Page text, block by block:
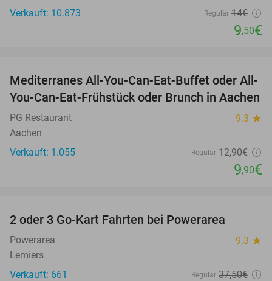
Verkauft: 10.873
Regulär 14€
9,50€
23%
Mediterranes All-You-Can-Eat-Buffet oder All-
You-Can-Eat-Frühstück oder Brunch in Aachen
PG Restaurant 9.3 star
Aachen
Verkauft: 1.055
Regulär 12,90€
9,90€
2 oder 3 Go-Kart Fahrten bei Powerarea
Powerarea 9.3 star
Lemiers
Verkauft: 661
Regulär 37,50€